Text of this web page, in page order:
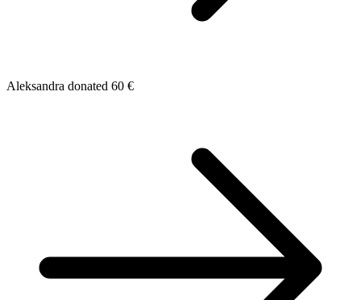
Aleksandra donated 60 €